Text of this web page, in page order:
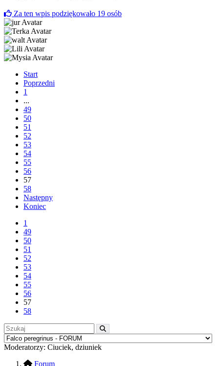
Za ten wpis podziękowało 19 osób
Start
Poprzedni
1
...
49
50
51
52
53
54
55
56
57
58
Następny
Koniec
1
49
50
51
52
53
54
55
56
57
58
Moderatorzy: Ciuciek, dziuniek
Forum